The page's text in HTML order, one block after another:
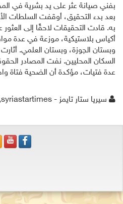
بفني صيانة عثر على يد بشرية في
بعد بدء التحقيق، أوقفت السلطات
به. قادت التحقيقات لاحقًا إلى العثور
أكياس بلاستيكية، موزعة في عدة
وبستان الجوزة، وبستان العلمي.
السكان المحليين. نفت المصادر
عدة فتيات، مؤكدة أن الضحية فتاة
سيريا ستار تايمز - syriastartimes,